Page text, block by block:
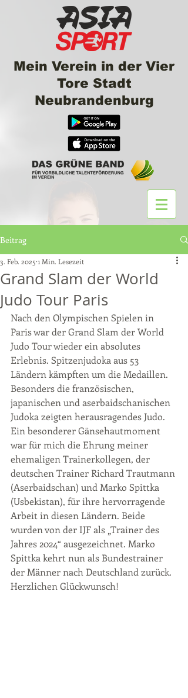
Mein Verein in der Vier
Tore Stadt
Neubrandenburg
Beitrag
Grand Slam der World
Judo Tour Paris
3. Feb. 2025 1 Min. Lesezeit
Nach den Olympischen Spielen in
Paris war der Grand Slam der World
Judo Tour wieder ein absolutes
Erlebnis. Spitzenjudoka aus 53
Ländern kämpften um die Medaillen.
Besonders die französischen,
japanischen und aserbaidschanischen
Judoka zeigten herausragendes Judo.
Ein besonderer Gänsehautmoment
war für mich die Ehrung meiner
ehemaligen Trainerkollegen, der
deutschen Trainer Richard Trautmann
(Aserbaidschan) und Marko Spittka
(Usbekistan), für ihre hervorragende
Arbeit in diesen Ländern. Beide
wurden von der IJF als „Trainer des
Jahres 2024“ ausgezeichnet. Marko
Spittka kehrt nun als Bundestrainer
der Männer nach Deutschland zurück.
Herzlichen Glückwunsch!